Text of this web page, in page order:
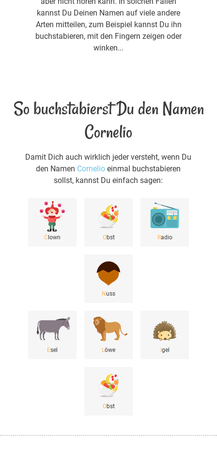
kannst Du Deinen Namen auf viele andere
Arten mitteilen, zum Beispiel kannst Du ihn
buchstabieren, mit den Fingern zeigen oder
winken...
So buchstabierst Du den Namen
Cornelio
Damit Dich auch wirklich jeder versteht, wenn Du
den Namen Cornelio einmal buchstabieren
sollst, kannst Du einfach sagen:
C lown Obst Radio
Nuss
Esel Löwe gel
Obst